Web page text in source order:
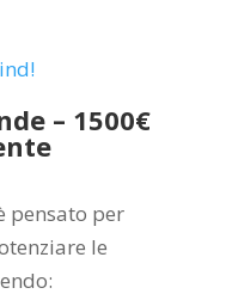
– 1500€
pensato per
le